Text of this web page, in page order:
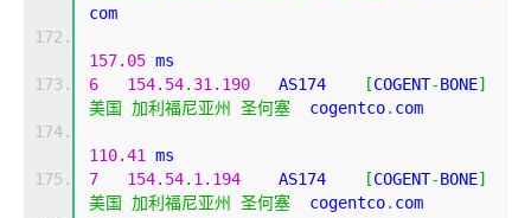
com
157.05 ms
6
154.54. 31.190
   AS174
[COGENT-BONE]
美国 加利福尼亚州 圣何塞
  cogentco
. com
110.41
ms
7
154.54. 1.194
    AS174
[COGENT-BONE]
美国 加利福尼亚州 圣何塞
  cogentco
. com